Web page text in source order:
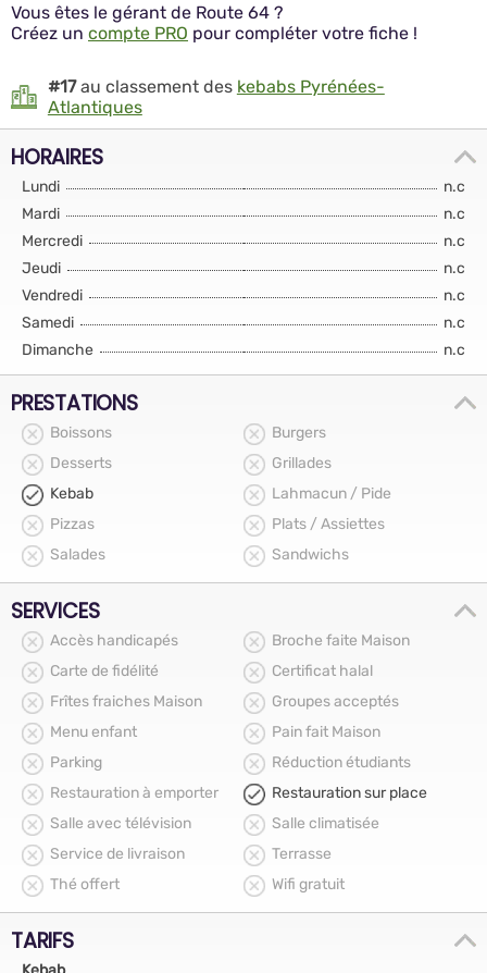
Vous êtes le gérant de Route 64 ?
Créez un compte PRO pour compléter votre fiche !
#17au classement des kebabs Pyrénées-
Atlantiques
HORAIRES
Lundi
n.c
Mardi
n.c
Mercredi
n.c
Jeudi
n.c
Vendredi
n.c
Samedi
n.c
Dimanche
n.c
PRESTATIONS
Boissons
Burgers
Desserts
Grillades
Kebab
Lahmacun / Pide
Pizzas
Plats / Assiettes
Salades
Sandwichs
SERVICES
Accès handicapés
Broche faite Maison
Carte de fidélité
Certificat halal
Frîtes fraiches Maison
Groupes acceptés
Menu enfant
Pain fait Maison
Parking
Réduction étudiants
Restauration à emporter
Restauration sur place
Salle avec télévision
Salle climatisée
Service de livraison
Terrasse
Thé offert
Wifi gratuit
TARIFS